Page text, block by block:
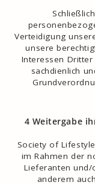
Verteidigung
unsere
Interessen
sachdienlich
4 Weitergabe
Society of
im Rahmen der
Lieferanten
anderem